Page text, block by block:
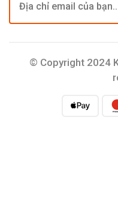
© Copyright 2024